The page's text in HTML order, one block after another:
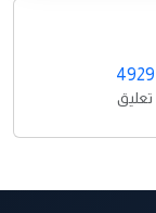
4929
تعليق